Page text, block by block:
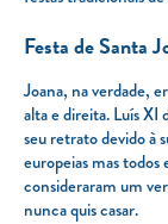
Festa de Santa
Joana, na verdade,
alta e direita. Luís XI
seu retrato devido à
europeias mas
consideraram um
nunca quis casar.